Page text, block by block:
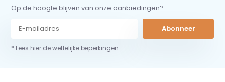
Op de hoogte blijven van onze aanbiedingen?
Abonneer
* Lees hier de wettelijke beperkingen